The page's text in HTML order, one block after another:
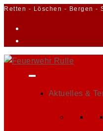
Zum
Retten - Löschen - Bergen -
Aktuelles &